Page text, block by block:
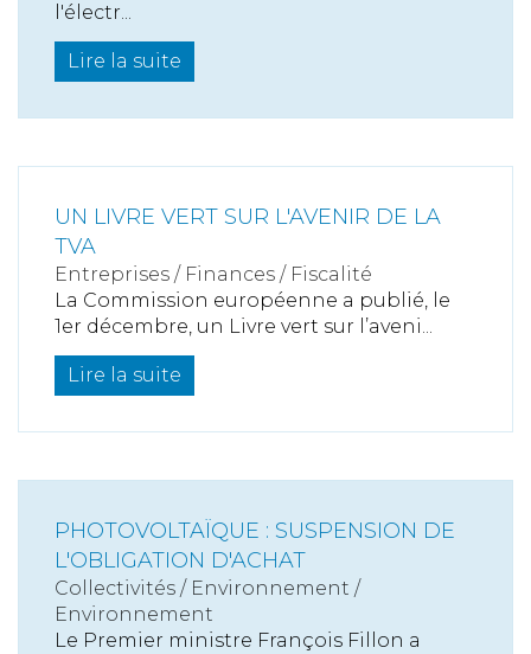
l'électr...
Lire la suite
UN LIVRE VERT SUR L'AVENIR DE LA
TVA
Entreprises / Finances / Fiscalité
La Commission européenne a publié, le
1er décembre, un Livre vert sur l’aveni...
Lire la suite
PHOTOVOLTAÏQUE : SUSPENSION DE
L'OBLIGATION D'ACHAT
Collectivités / Environnement /
Environnement
Le Premier ministre François Fillon a